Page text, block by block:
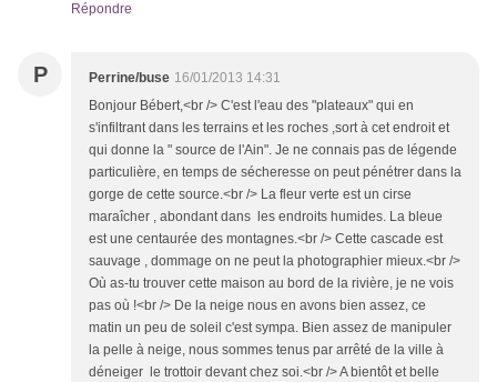
Répondre
P Perrine/buse 16/01/2013 14:31
Bonjour Bébert,<br /> C'est l'eau des "plateaux" qui en
s'infiltrant dans les terrains et les roches ,sort à cet endroit et
qui donne la " source de l'Ain". Je ne connais pas de légende
particulière, en temps de sécheresse on peut pénétrer dans la
gorge de cette source.<br /> La fleur verte est un cirse
maraîcher , abondant dans les endroits humides. La bleue
est une centaurée des montagnes.<br /> Cette cascade est
sauvage , dommage on ne peut la photographier mieux.<br />
Où as-tu trouver cette maison au bord de la rivière, je ne vois
pas où !<br /> De la neige nous en avons bien assez, ce
matin un peu de soleil c'est sympa. Bien assez de manipuler
la pelle à neige, nous sommes tenus par arrêté de la ville à
déneiger le trottoir devant chez soi.<br /> A bientôt et belle